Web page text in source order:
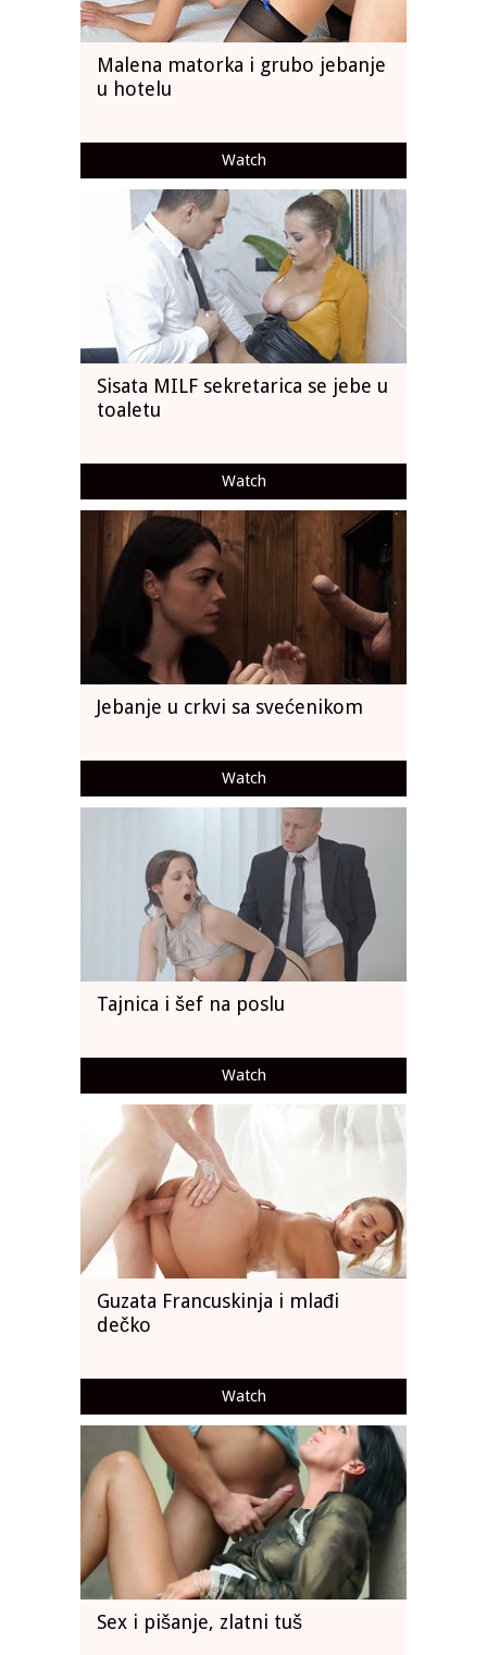
Malena matorka i grubo jebanje
u hotelu
Watch
Sisata MILF sekretarica se jebe u
toaletu
Watch
Jebanje u crkvi sa svećenikom
Watch
Tajnica i šef na poslu
Watch
Guzata Francuskinja i mlađi
dečko
Watch
Sex i pišanje, zlatni tuš